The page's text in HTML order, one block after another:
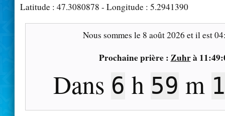
Latitude : 47.3080878 - Longitude : 5.2941390
Nous sommes le 8 août 2026 et il est
Prochaine prière : Zuhrà
Dans 6 h 59 m